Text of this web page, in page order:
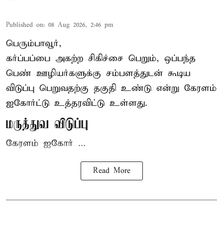
Published on: 08 Aug 2026, 2:46 pm
பெரும்பாவூர்,
கர்ப்பப்பை அகற்ற சிகிச்சை பெறும், ஒப்பந்த
பெண் ஊழியர்களுக்கு சம்பளத்துடன் கூடிய
விடுப்பு பெறுவதற்கு தகுதி உண்டு என்று கேரளம்
ஐகோர்ட்டு உத்தரவிட்டு உள்ளது.
மருத்துவ விடுப்பு
கேரளம் ஐகோர் ...
Read More